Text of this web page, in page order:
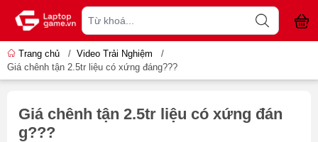
Trang chủ / Video Trải Nghiệm
/
Giá chênh tận 2.5tr liệu có xứng đáng???
Giá chênh tận 2.5tr liệu có xứng đán
g???